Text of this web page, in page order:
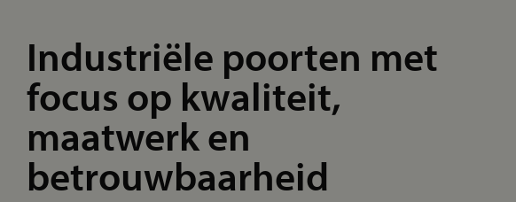
Industriële poorten met
focus op kwaliteit,
maatwerk en
betrouwbaarheid